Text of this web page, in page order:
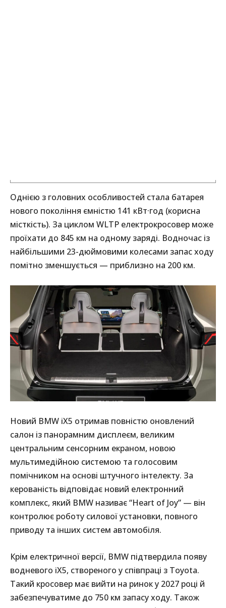
Однією з головних особливостей стала батарея
нового покоління ємністю 141 кВт·год (корисна
місткість). За циклом WLTP електрокросовер може
проїхати до 845 км на одному заряді. Водночас із
найбільшими 23-дюймовими колесами запас ходу
помітно зменшується — приблизно на 200 км.
Новий BMW iX5 отримав повністю оновлений
салон із панорамним дисплеєм, великим
центральним сенсорним екраном, новою
мультимедійною системою та голосовим
помічником на основі штучного інтелекту. За
керованість відповідає новий електронний
комплекс, який BMW називає “Heart of Joy” — він
контролює роботу силової установки, повного
приводу та інших систем автомобіля.
Крім електричної версії, BMW підтвердила появу
водневого iX5, створеного у співпраці з Toyota.
Такий кросовер має вийти на ринок у 2027 році й
забезпечуватиме до 750 км запасу ходу. Також